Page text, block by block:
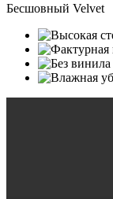
Бесшовный Velvet